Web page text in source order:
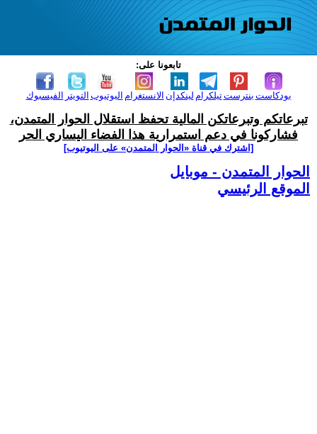
تابعونا على:
الفيسبوك التويتر اليوتيوب الانستغرام لينكدإن تيلكرامبنترست بودكاست
تبرعاتكم وتبرعاتكن المالية تحفظ استقلال الحوار المتمدن،
فشاركونا في دعم استمرارية هذا الفضاء اليساري الحر
[اشترك في قناة ‫«الحوار المتمدن» على اليوتيوب]
الحوار المتمدن - موبايل
الموقع الرئيسي